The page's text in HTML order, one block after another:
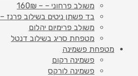
משולב פרחוני – – 160₪
בד פשתן ניטים בשילוב פרנז – 100₪
משולב פרימיום יהלום
מטפחת סריג בשילוב דנטל
מטפחת פשמינה
פשמינה רקום
פשמינה לורקס